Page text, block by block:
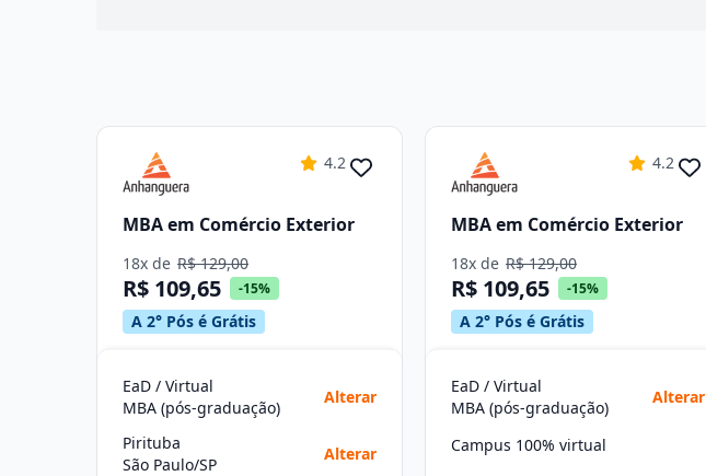
4.2
MBA em Comércio Exterior
18x de R$ 129,00
R$ 109,65 -15%
A 2° Pós é Grátis
EaD / Virtual
MBA (pós-graduação)
Alterar
Pirituba
São Paulo/SP
Alterar
4.2
MBA em Comércio Exterior
18x de R$ 129,00
R$ 109,65 -15%
A 2° Pós é Grátis
EaD / Virtual
MBA (pós-graduação)
Alterar
Campus 100% virtual